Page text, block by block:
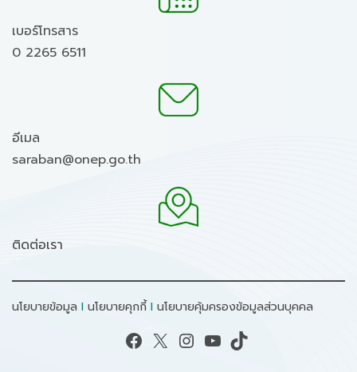
เบอร์โทรสาร
0 2265 6511
อีเมล
saraban@onep.go.th
ติดต่อเรา
นโยบายข้อมูล I นโยบายคุกกี้ I นโยบายคุ้มครองข้อมูลส่วนบุคคล
Facebook X Instagram YouTube TikTok